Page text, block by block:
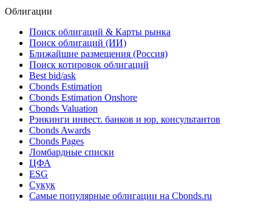
Облигации
Поиск облигаций & Карты рынка
Поиск облигаций (ИИ)
Ближайшие размещения (Россия)
Поиск котировок облигаций
Best bid/ask
Cbonds Estimation
Cbonds Estimation Onshore
Cbonds Valuation
Рэнкинги инвест. банков и юр. консультантов
Cbonds Awards
Cbonds Pages
Ломбардные списки
ЦФА
ESG
Сукук
Самые популярные облигации на Cbonds.ru